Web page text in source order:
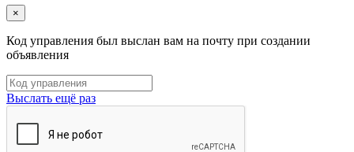
×
Код управления был выслан вам на почту при создании
объявления
Выслать ещё раз